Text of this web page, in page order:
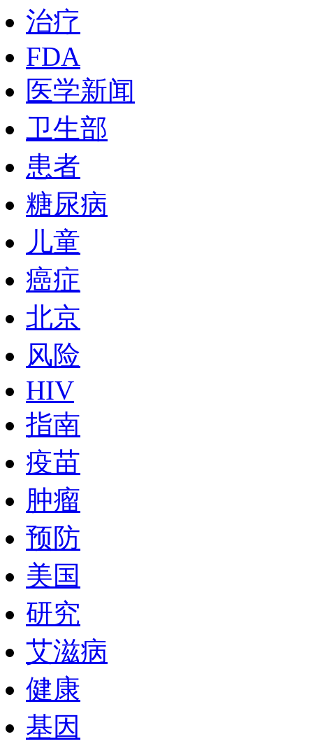
治疗
FDA
医学新闻
卫生部
患者
糖尿病
儿童
癌症
北京
风险
HIV
指南
疫苗
肿瘤
预防
美国
研究
艾滋病
健康
基因